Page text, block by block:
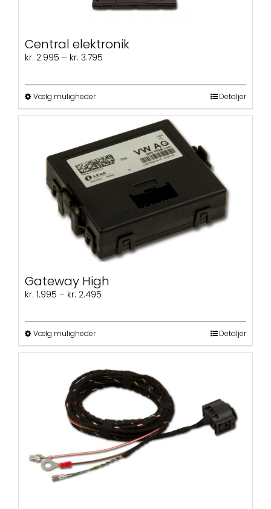
Central elektronik
kr. 2.995 – kr. 3.795
Vælg mulighederDette
vare
flere
varianter.
Mulighederne
kan
vælges
varesiden
Detaljer
Gateway High
kr. 1.995 – kr. 2.495
Vælg mulighederDette
vare
flere
varianter.
Mulighederne
vælges
på
varesiden
Detaljer